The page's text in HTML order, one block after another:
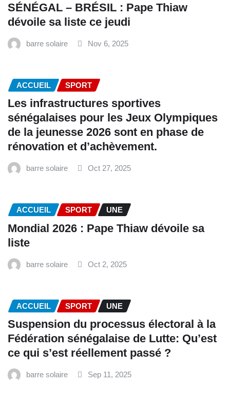
SÉNÉGAL – BRÉSIL : Pape Thiaw
dévoile sa liste ce jeudi
barre solaire Nov 6, 2025
ACCUEIL SPORT
Les infrastructures sportives
sénégalaises pour les Jeux Olympiques
de la jeunesse 2026 sont en phase de
rénovation et d’achèvement.
barre solaire Oct 27, 2025
ACCUEIL SPORT UNE
Mondial 2026 : Pape Thiaw dévoile sa
liste
barre solaire Oct 2, 2025
ACCUEIL SPORT UNE
‎Suspension du processus électoral à la
Fédération sénégalaise de Lutte: Qu’est
ce qui s’est réellement passé ? ‎‎
barre solaire Sep 11, 2025